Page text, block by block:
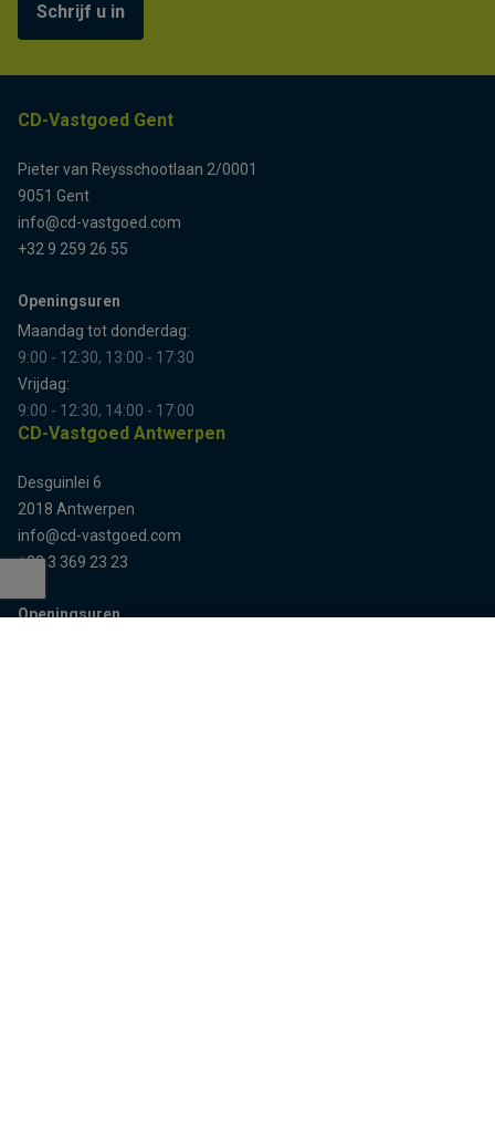
Schrijf u in
CD-Vastgoed Gent
Pieter van Reysschootlaan 2/0001
9051 Gent
info@cd-vastgoed.com
+32 9 259 26 55
Openingsuren
Maandag tot donderdag:
9:00 - 12:30, 13:00 - 17:30
Vrijdag:
9:00 - 12:30, 14:00 - 17:00
CD-Vastgoed Antwerpen
Desguinlei 6
2018 Antwerpen
info@cd-vastgoed.com
+32 3 369 23 23
Openingsuren